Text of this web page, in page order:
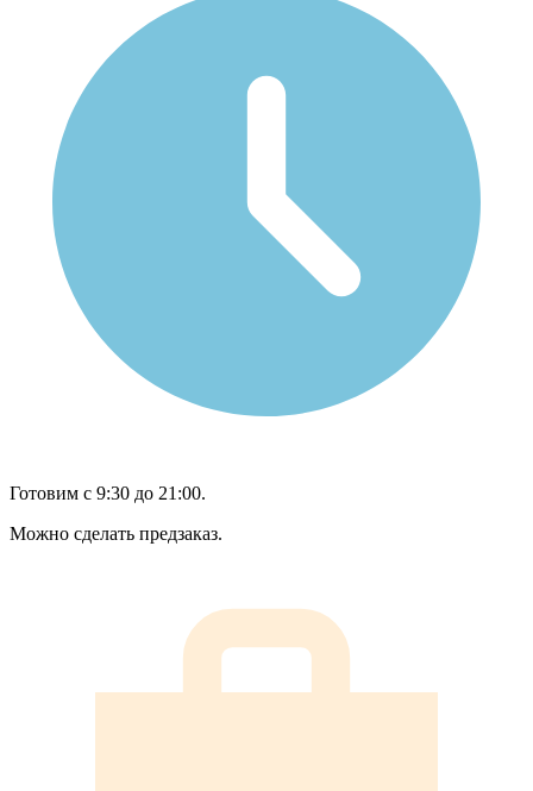
Готовим с 9:30 до 21:00.
Можно сделать предзаказ.